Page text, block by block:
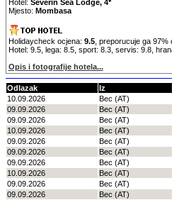
Hotel: Severin Sea Lodge, 4*
Mjesto: Mombasa
Holidaycheck ocjena: 9.5, preporucuje ga 97%
Hotel: 9.5, lega: 8.5, sport: 8.3, servis: 9.8,
Opis i fotografije hotela...
Odlazak Iz
10.09.2026
Bec (AT)
09.09.2026
Bec (AT)
09.09.2026
Bec (AT)
10.09.2026
Bec (AT)
09.09.2026
Bec (AT)
09.09.2026
Bec (AT)
09.09.2026
Bec (AT)
10.09.2026
Bec (AT)
09.09.2026
Bec (AT)
09.09.2026
Bec (AT)